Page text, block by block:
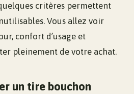
critères permettent
Vous allez voir
confort d’usage et
pleinement de votre achat.
un tire bouchon